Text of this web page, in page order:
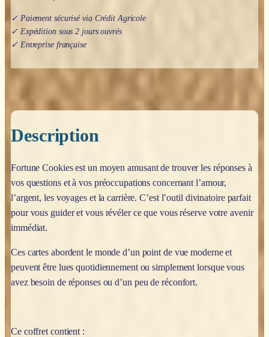
✓ Paiement sécurisé via Crédit Agricole
✓ Expédition sous 2 jours ouvrés
✓ Entreprise française
Description
Fortune Cookiesest un moyen amusant de trouver les réponses à
vos questions et à vos préoccupations concernant l’amour,
l’argent, les voyages et la carrière. C’est l’outil divinatoire parfait
pour vous guider et vous révéler ce que vous réserve votre avenir
immédiat.
Ces cartes abordent le monde d’un point de vue moderne et
peuvent être lues quotidiennement ou simplement lorsque vous
avez besoin de réponses ou d’un peu de réconfort.
Ce coffret contient :